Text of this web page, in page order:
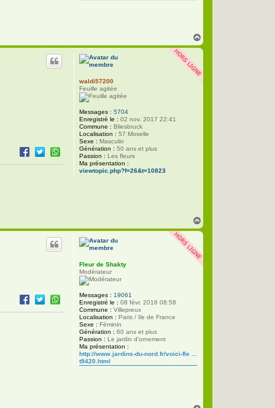
a
u
waldi57200
Feuille agitée
Messages : 5704
Enregistré le : 02 nov. 2017 22:41
Commune : Bliesbruck
Localisation : 57 Moselle
Sexe : Masculin
Génération : 50 ans et plus
Passion : Les fleurs
Ma présentation :
viewtopic.php?f=26&t=10823
a
u
Fleur de Shakty
Modérateur
Messages : 19061
Enregistré le : 08 févr. 2016 08:58
Commune : Villepreux
Localisation : Paris / Ile de France
Sexe : Féminin
Génération : 60 ans et plus
Passion : Le jardin d'ornement
Ma présentation :
http://www.jardins-du-nord.fr/voici-fle ...
t9420.html